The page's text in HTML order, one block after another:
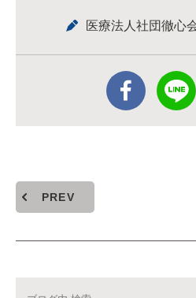
医療法人社団徹心
PREV